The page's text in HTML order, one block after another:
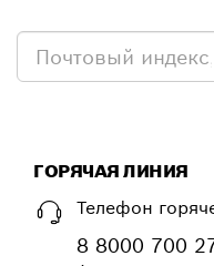
ГОРЯЧАЯ ЛИНИЯ
Телефон
8 8000 700